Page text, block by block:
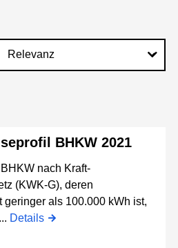
BHKW 2021
nach Kraft-
(KWK-G), deren
als 100.000 kWh ist,
Details